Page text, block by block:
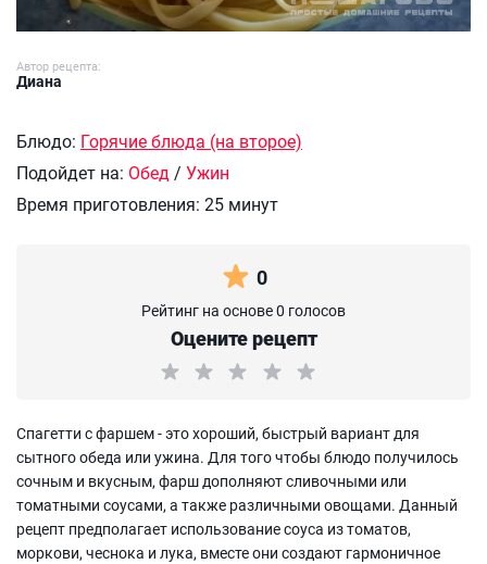
Автор рецепта:
Диана
Блюдо: Горячие блюда (на второе)
Подойдет на: Обед / Ужин
Время приготовления: 25 минут
0
Рейтинг на основе 0 голосов
Оцените рецепт
Спагетти с фаршем - это хороший, быстрый вариант для
сытного обеда или ужина. Для того чтобы блюдо получилось
сочным и вкусным, фарш дополняют сливочными или
томатными соусами, а также различными овощами. Данный
рецепт предполагает использование соуса из томатов,
моркови, чеснока и лука, вместе они создают гармоничное